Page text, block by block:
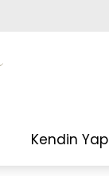
Kendin Yap